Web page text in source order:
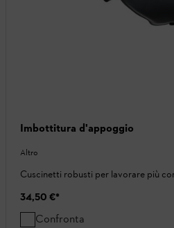
Imbottitura d'appoggio
Altro
Cuscinetti robusti per lavorare più
34,50 €*
Confronta